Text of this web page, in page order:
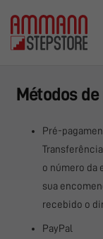
Métodos
Pré-
o número da
sua
recebido o
PayPal